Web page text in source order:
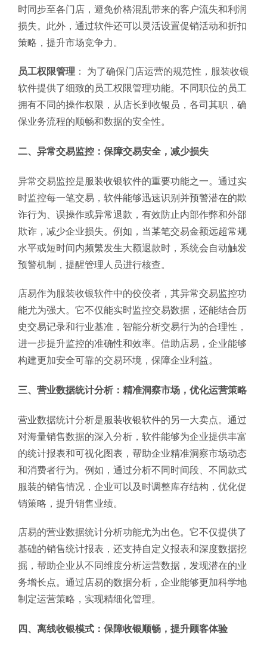
时同步至各门店，避免价格混乱带来的客户流失和利润
损失。此外，通过软件还可以灵活设置促销活动和折扣
策略，提升市场竞争力。
员工权限管理 ： 为了确保门店运营的规范性，服装收银
软件提供了细致的员工权限管理功能。不同职位的员工
拥有不同的操作权限，从店长到收银员，各司其职，确
保业务流程的顺畅和数据的安全性。
二、异常交易监控：保障交易安全，减少损失
异常交易监控是服装收银软件的重要功能之一。通过实
时监控每一笔交易，软件能够迅速识别并预警潜在的欺
诈行为、误操作或异常退款，有效防止内部作弊和外部
欺诈，减少企业损失。例如，当某笔交易金额远超常规
水平或短时间内频繁发生大额退款时，系统会自动触发
预警机制，提醒管理人员进行核查。
店易作为服装收银软件中的佼佼者，其异常交易监控功
能尤为强大。它不仅能实时监控交易数据，还能结合历
史交易记录和行业基准，智能分析交易行为的合理性，
进一步提升监控的准确性和效率。借助店易，企业能够
构建更加安全可靠的交易环境，保障企业利益。
三、营业数据统计分析：精准洞察市场，优化运营策略
营业数据统计分析是服装收银软件的另一大卖点。通过
对海量销售数据的深入分析，软件能够为企业提供丰富
的统计报表和可视化图表，帮助企业精准洞察市场动态
和消费者行为。例如，通过分析不同时间段、不同款式
服装的销售情况，企业可以及时调整库存结构，优化促
销策略，提升销售业绩。
店易的营业数据统计分析功能尤为出色。它不仅提供了
基础的销售统计报表，还支持自定义报表和深度数据挖
掘，帮助企业从不同维度分析运营数据，发现潜在的业
务增长点。通过店易的数据分析，企业能够更加科学地
制定运营策略，实现精细化管理。
四、离线收银模式：保障收银顺畅，提升顾客体验